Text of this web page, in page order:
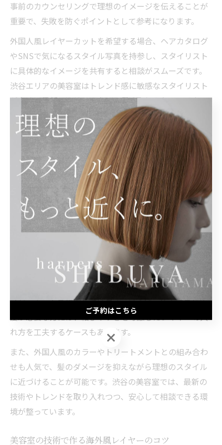
事前のカウンセリングで理想のイメージを伝えることが
重要で、失敗を防ぐポイントとして参考になります。
外国人風レイヤーカットを希望する場合、ヘアカタログ
やSNSで気になるスタイル写真を持参し、スタイリスト
に具体的なイメージを共有すると相談がスムーズです。
渋谷エリアの美容室はトレンド感に敏感なスタイリスト
が多く、最新の海外ヘアをいち早く取り入れているた
め、理想のヘアスタイルが叶いやすい環境が整っていま
す。
渋谷美容室の外国人風レイヤーカット体験
渋谷区の美容室で外国人風レイヤーカットを体験した方
からは、「髪が柔らかく見えるようになった」「イメー
ジ通りの動きが出て満足」といった声が多く聞かれま
す。美容室ごとにカウンセリングや施術の流れが異なる
ため、事前に口コミやサロンの雰囲気をチェックするこ
多くの美容室では、スタイリストが丁寧にイメージをヒ
アリングし、髪質やクセ、ライフスタイルに合わせたレ
イヤーカットを提案しています。例えば、仕事でまとめ
髪が必要な方には、結びやすさを考慮したレイヤーの入
れ方を工夫するケースもあります。
また、外国人風のカラーやトリートメントとの組み合わ
せも人気で、髪のダメージを抑えながら理想のスタイル
に近づけることが可能です。渋谷の美容室では、最新の
技術やトレンドを取り入れつつ、安心して相談できる環
境が整っています。
美容室の技術で作る海外風レイヤーのコツ
ご予約はこちら
ご予約はこちら